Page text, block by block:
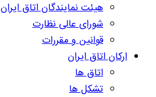
هیئت نمایندگان اتاق ایران
شورای عالی نظارت
قوانین و مقررات
ارکان اتاق ایران
اتاق ها
تشکل ها